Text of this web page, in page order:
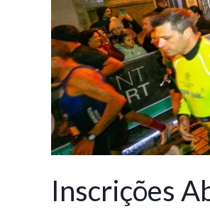
Inscrições